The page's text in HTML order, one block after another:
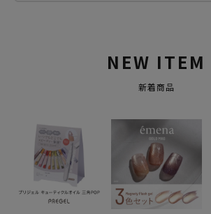
NEW ITEM
新着商品